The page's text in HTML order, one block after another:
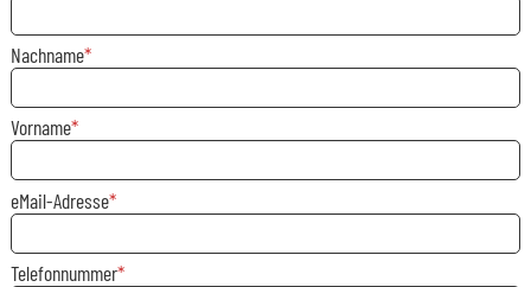
Nachname
Vorname
eMail-Adresse
Telefonnummer